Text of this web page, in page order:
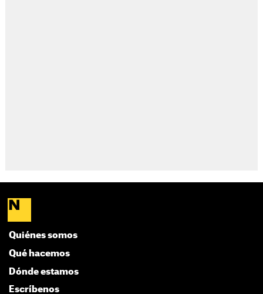
Quiénes somos
Qué hacemos
Dónde estamos
Escríbenos